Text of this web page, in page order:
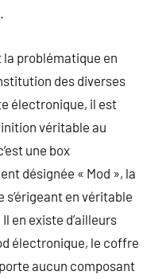
la problématique en
des diverses
électronique, il est
véritable au
une box
désignée « Mod », la
s’érigeant en véritable
en existe d’ailleurs
électronique, le coffre
aucun composant